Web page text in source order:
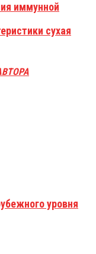
иммунной
сухая
уровня